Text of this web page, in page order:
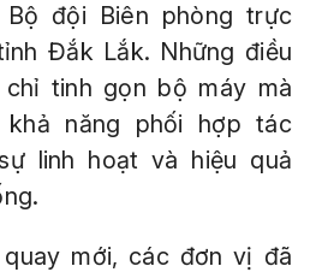
đội Biên phòng trực
Đắk Lắk. Những điều
tinh gọn bộ máy mà
năng phối hợp tác
linh hoạt và hiệu quả
mới, các đơn vị đã